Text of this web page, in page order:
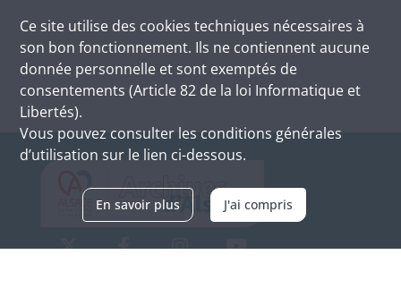
Ce site utilise des cookies techniques nécessaires à
son bon fonctionnement. Ils ne contiennent aucune
donnée personnelle et sont exemptés de
consentements (Article 82 de la loi Informatique et
Libertés).
Vous pouvez consulter les conditions générales
d’utilisation sur le lien ci-dessous.
En savoir plus J'ai compris